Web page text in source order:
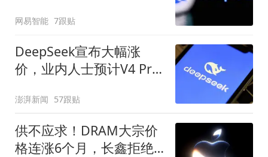
网易智能 7跟贴
DeepSeek宣布大幅涨
价，业内人士预计V4 Pro
澎湃新闻 57跟贴
供不应求！DRAM大宗价
格连涨6个月，长鑫拒绝